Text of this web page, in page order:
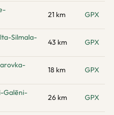
21 km GPX
Silmala-
43 km GPX
18 km GPX
Galēni-
26 km GPX